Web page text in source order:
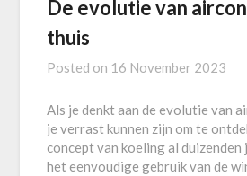
De evolutie van
thuis
Posted on 16 November 2023
Als je denkt aan de evolutie van
je verrast kunnen zijn om te
concept van koeling al duizenden
het eenvoudige gebruik van de